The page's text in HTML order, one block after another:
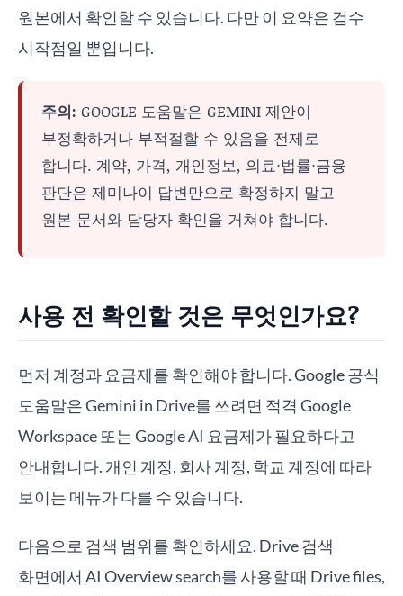
원본에서 확인할 수 있습니다. 다만 이 요약은 검수
시작점일 뿐입니다.
주의: GOOGLE 도움말은 GEMINI 제안이
부정확하거나 부적절할 수 있음을 전제로
합니다. 계약, 가격, 개인정보, 의료·법률·금융
판단은 제미나이 답변만으로 확정하지 말고
원본 문서와 담당자 확인을 거쳐야 합니다.
사용 전 확인할 것은 무엇인가요?
먼저 계정과 요금제를 확인해야 합니다. Google 공식
도움말은 Gemini in Drive를 쓰려면 적격 Google
Workspace 또는 Google AI 요금제가 필요하다고
안내합니다. 개인 계정, 회사 계정, 학교 계정에 따라
보이는 메뉴가 다를 수 있습니다.
다음으로 검색 범위를 확인하세요. Drive 검색
화면에서 AI Overview search를 사용할 때 Drive files,